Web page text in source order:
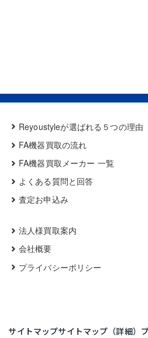
Reyoustyleが選ばれる５つの理由
FA機器買取の流れ
FA機器買取メーカー 一覧
よくある質問と回答
査定お申込み
法人様買取案内
会社概要
プライバシーポリシー
サイトマップサイトマップ（詳細）